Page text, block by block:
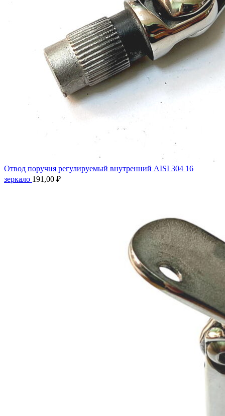
Отвод поручня регулируемый внутренний AISI 304 16
зеркало 191,00 ₽